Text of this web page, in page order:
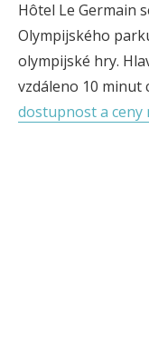
Hôtel Le Germain
Olympijského
olympijské hry.
vzdáleno 10 minut
dostupnost a ceny